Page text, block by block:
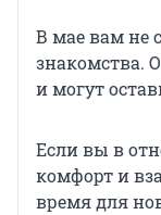
В мае вам не
знакомства.
и могут
Если вы в
комфорт и
время для